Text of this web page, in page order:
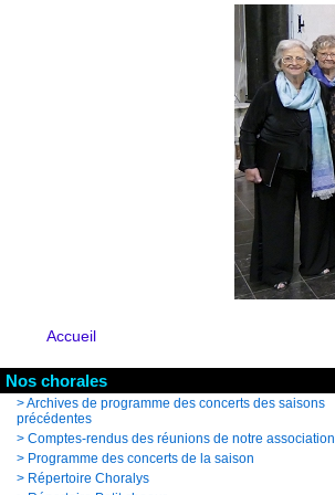
Accueil
Nos chorales
>Archives de programme des concerts des saisons
précédentes
> Comptes-rendus des réunions de notre association
> Programme des concerts de la saison
> Répertoire Choralys